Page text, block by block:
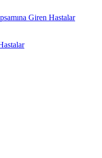
Giren Hastalar